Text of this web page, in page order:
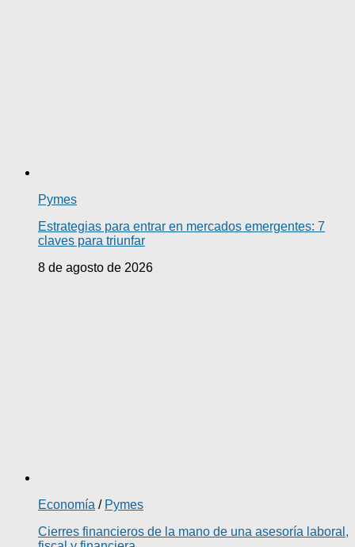
Pymes
Estrategias para entrar en mercados emergentes: 7
claves para triunfar
8 de agosto de 2026
Economía / Pymes
Cierres financieros de la mano de una asesoría laboral,